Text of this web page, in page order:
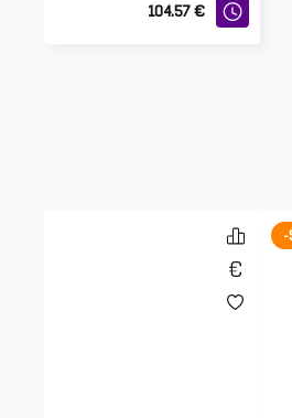
104.57 €
-